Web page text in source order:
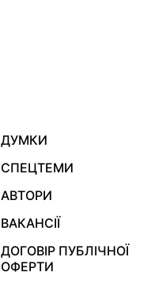
ДУМКИ
СПЕЦТЕМИ
АВТОРИ
ВАКАНСІЇ
ДОГОВІР ПУБЛІЧНОЇ
ОФЕРТИ